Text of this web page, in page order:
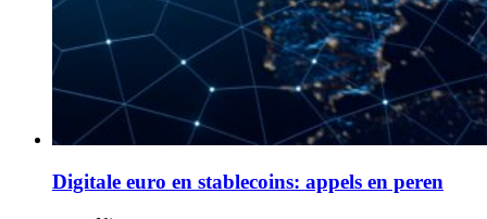
Digitale euro en stablecoins: appels en peren